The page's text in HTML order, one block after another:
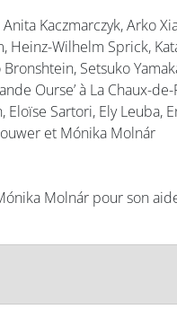
Anita Kaczmarczyk, Arko
Heinz-Wilhelm Sprick,
Setsuko
Ourse’ à La Chaux-
Eloïse Sartori, Ely Leuba,
et Mónika Molnár
Molnár pour son